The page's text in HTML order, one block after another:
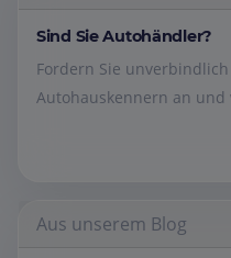
Sind Sie Autohändler?
Fordern Sie
Autohauskennern an und
Aus unserem Blog